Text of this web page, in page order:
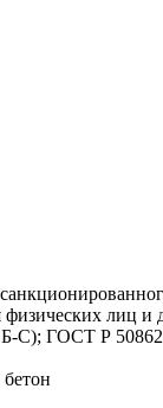
лиц
С); ГОСТ Р